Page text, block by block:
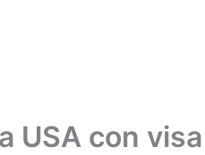
USA con